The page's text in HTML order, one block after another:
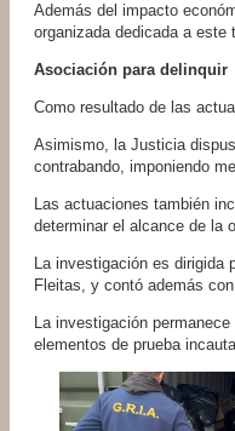
Además del impacto
organizada dedicada a
Asociación para delinquir
Como resultado de las
Asimismo, la Justicia
contrabando, imponiendo
Las actuaciones también
determinar el alcance de la
La investigación es dirigida
Fleitas, y contó además
La investigación
elementos de prueba